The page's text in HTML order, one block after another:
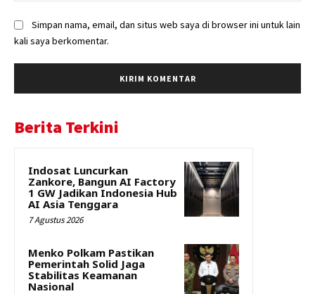
Simpan nama, email, dan situs web saya di browser ini untuk lain
kali saya berkomentar.
Berita Terkini
Indosat Luncurkan
Zankore, Bangun AI Factory
1 GW Jadikan Indonesia Hub
AI Asia Tenggara
7 Agustus 2026
Menko Polkam Pastikan
Pemerintah Solid Jaga
Stabilitas Keamanan
Nasional